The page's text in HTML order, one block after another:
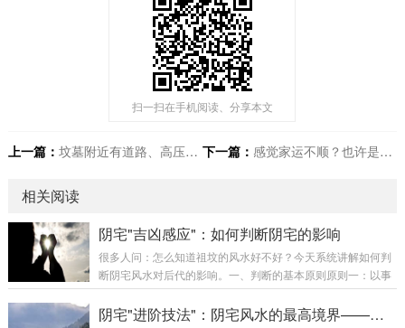
扫一扫在手机阅读、分享本文
上一篇： 坟墓附近有道路、高压线穿过怎么办？ 下一篇： 感觉家运不顺？也许是阴宅风水出了问题，教你如何初步判断
相关阅读
阴宅"吉凶感应"：如何判断阴宅的影响
很多人问：怎么知道祖坟的风水好不好？今天系统讲解如何判
断阴宅风水对后代的影响。一、判断的基本原则原则一：以事
实为准判断阴宅风水好坏，最重要是以事实为准。好风水的事
实：家族人丁兴旺后代财运较好后代多贵人相助家族相对稳定
阴宅"进阶技法"：阴宅风水的最高境界——形气合一